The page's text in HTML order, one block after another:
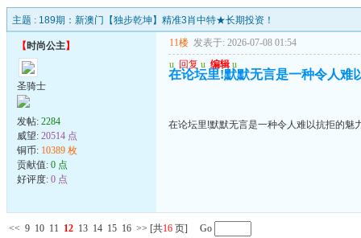
主题 : 189期：新澳门【独步乾坤】精准3肖中特★长期投资！
【时尚公主】
圣骑士
发帖: 2284
威望: 20514 点
铜币: 10389 枚
贡献值: 0 点
好评度: 0 点
11楼 发表于: 2026-07-08 01:54
u 回复 u 编辑 u
在论坛里!默默无言是一种令人难
在论坛里!默默无言是一种令人难以抗拒的魅
<< 9 10 11 12 13 14 15 16 >> [共16 页] Go